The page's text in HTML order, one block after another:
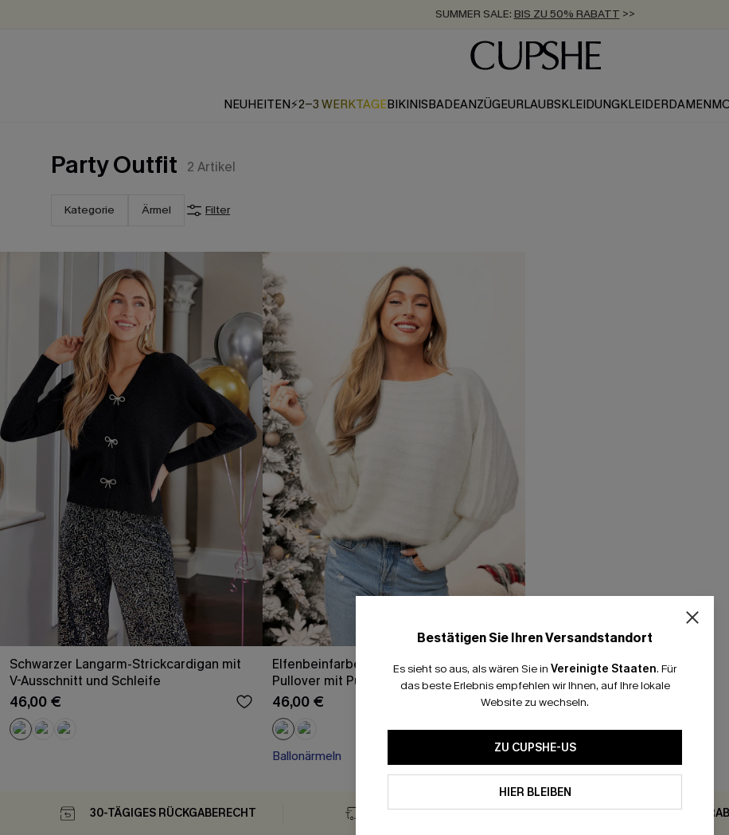
SUMMER SALE: BIS ZU 50% RABATT >>
ZUM NEWSLETTER:BIS ZU -20% EXTRA ERHALTEN
KOSTENLOSER VERSAND AB 89 €
NEUHEITEN⚡2-3 WERKTAGEBIKINISBADEANZÜGEURLAUBSKLEIDUNGKLEIDER
Party Outfit 2 Artikel
Kategorie Ärmel Filter
Schwarzer Langarm-Strickcardigan mit
V-Ausschnitt und Schleife
46,00 €
Elfenbeinfarbener schulterfreier
Pullover mit Puffärmeln
46,00 €
Ballonärmeln
Bestätigen Sie Ihren Versandstandort
Es sieht so aus, als wären Sie in Vereinigte Staaten. Für
das beste Erlebnis empfehlen wir Ihnen, auf Ihre lokale
Website zu wechseln.
ZU CUPSHE-US
HIER BLEIBEN
30-TÄGIGES RÜCKGABERECHT
GRATIS VERSAND -15% NEWSLETTER-